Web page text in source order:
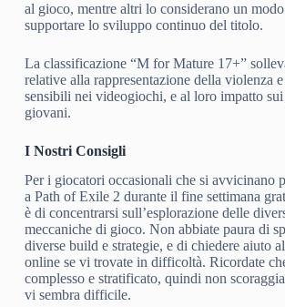
al gioco, mentre altri lo considerano un
supportare lo sviluppo continuo del titolo.
La classificazione “M for Mature 17+”
relative alla rappresentazione della violenza
sensibili nei videogiochi, e al loro impatto
giovani.
I Nostri Consigli
Per i giocatori occasionali che si avvicinano
a Path of Exile 2 durante il fine settimana
è di concentrarsi sull’esplorazione delle
meccaniche di gioco. Non abbiate paura di
diverse build e strategie, e di chiedere aiuto
online se vi trovate in difficoltà. Ricordate
complesso e stratificato, quindi non
vi sembra difficile.